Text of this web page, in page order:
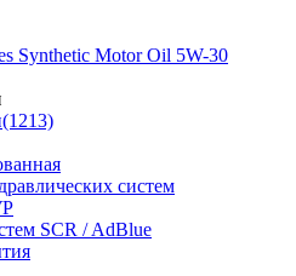
Synthetic Motor Oil 5W-30
(1213)
систем
SCR / AdBlue